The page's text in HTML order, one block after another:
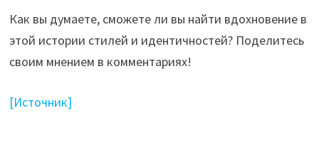
Как вы думаете, сможете ли вы найти вдохновение в
этой истории стилей и идентичностей? Поделитесь
своим мнением в комментариях!
[Источник]